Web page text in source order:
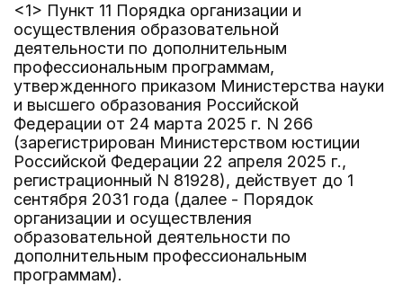
<1> Пункт 11 Порядка организации и
осуществления образовательной
деятельности по дополнительным
профессиональным программам,
утвержденного приказом Министерства науки
и высшего образования Российской
Федерации от 24 марта 2025 г. N 266
(зарегистрирован Министерством юстиции
Российской Федерации 22 апреля 2025 г.,
регистрационный N 81928), действует до 1
сентября 2031 года (далее - Порядок
организации и осуществления
образовательной деятельности по
дополнительным профессиональным
программам).